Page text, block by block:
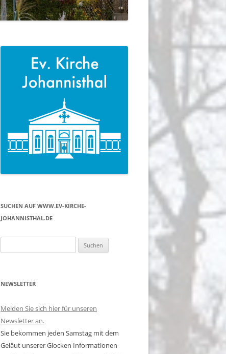
SUCHEN AUF WWW.EV-KIRCHE-
JOHANNISTHAL.DE
nach:
NEWSLETTER
Melden Sie sich hier für unseren
Newsletter an.
Sie bekommen jeden Samstag mit dem
Geläut unserer Glocken Informationen